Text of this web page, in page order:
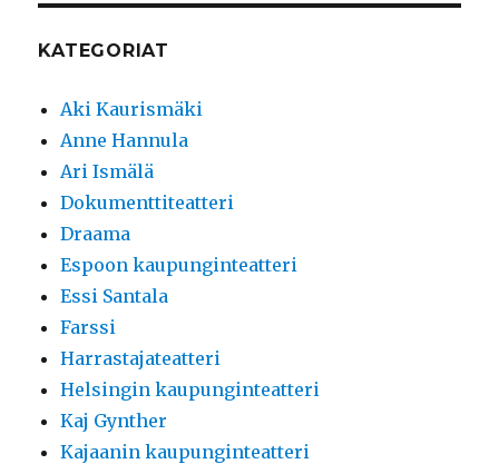
KATEGORIAT
Aki Kaurismäki
Anne Hannula
Ari Ismälä
Dokumenttiteatteri
Draama
Espoon kaupunginteatteri
Essi Santala
Farssi
Harrastajateatteri
Helsingin kaupunginteatteri
Kaj Gynther
Kajaanin kaupunginteatteri